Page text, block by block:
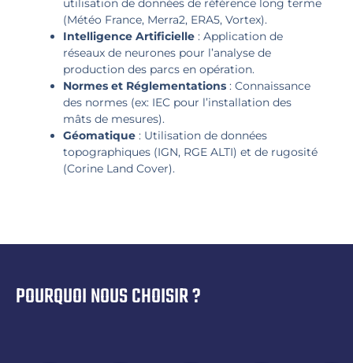
utilisation de données de référence long terme
(Météo France, Merra2, ERA5, Vortex).
Intelligence Artificielle : Application de
réseaux de neurones pour l’analyse de
production des parcs en opération.
Normes et Réglementations : Connaissance
des normes (ex: IEC pour l’installation des
mâts de mesures).
Géomatique : Utilisation de données
topographiques (IGN, RGE ALTI) et de rugosité
(Corine Land Cover).
POURQUOI NOUS CHOISIR ?